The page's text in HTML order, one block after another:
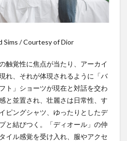
Sims / Courtesy of Dior
触覚性に焦点が当たり、アーカイ
れ、それが体現されるように「バ
ト」ショーツが現在と対話を交わ
と並置され、壮麗さは日常性、す
ピングシャツ、ゆったりとしたデ
と結びつく。「ディオール」の仲
イル感覚を受け入れ、服やアクセ